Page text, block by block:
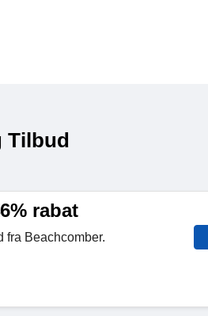
Tilbud
rabat
fra Beachcomber.